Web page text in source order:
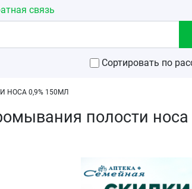
связь
Сортировать по
0,9% 150МЛ
полости носа